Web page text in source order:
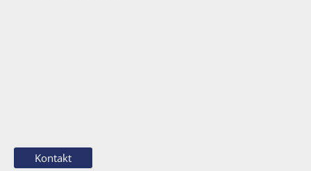
Kontakt